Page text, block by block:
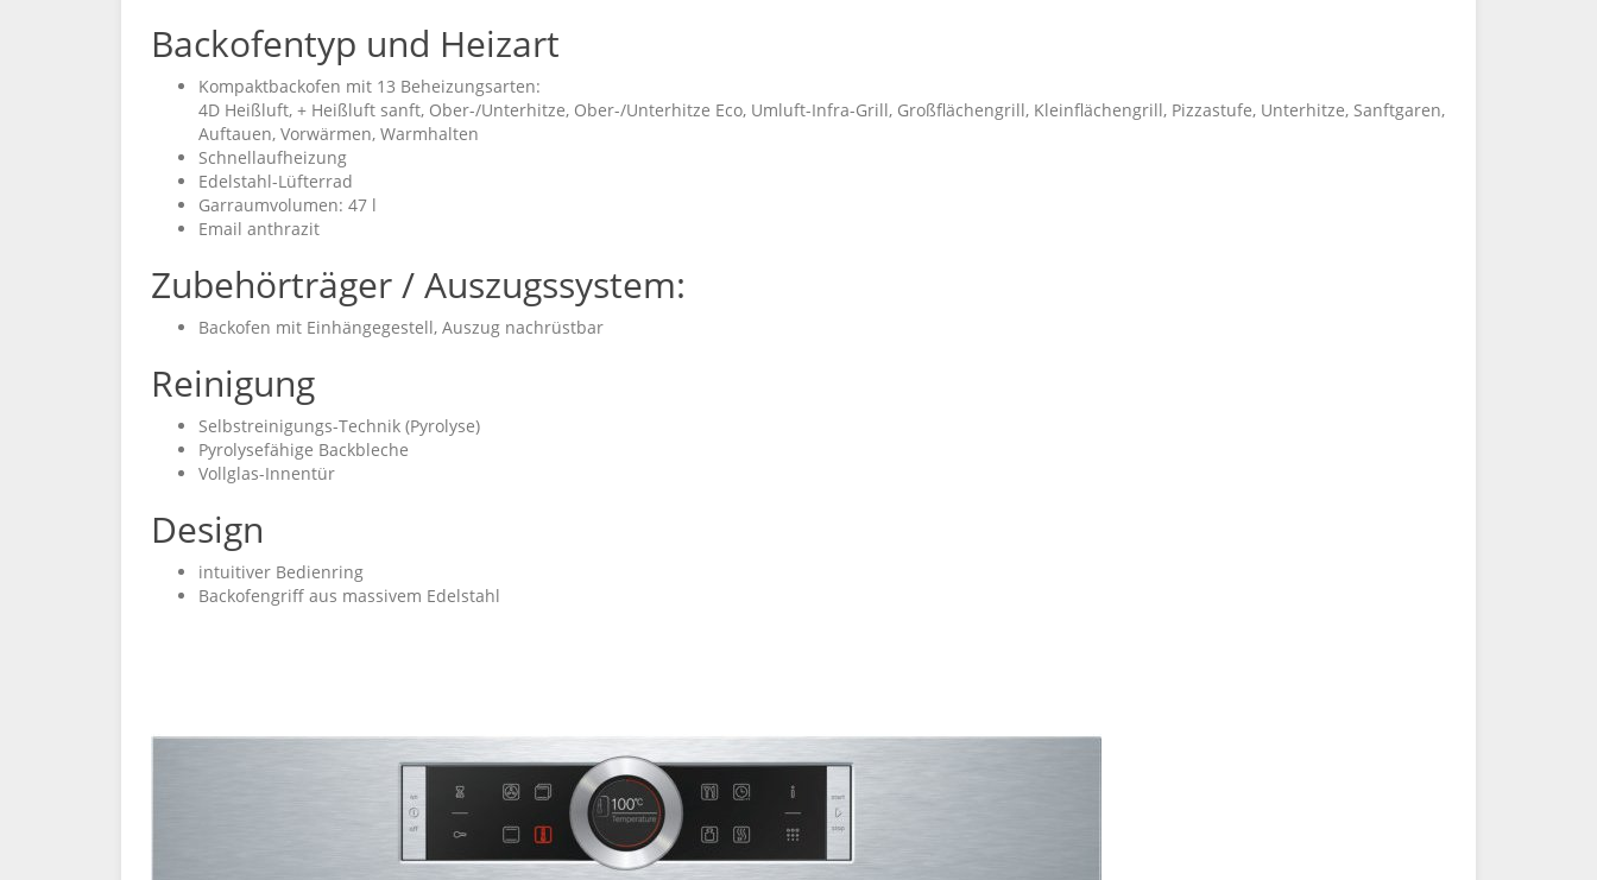
Backofentyp und Heizart
Kompaktbackofen mit 13 Beheizungsarten:
4D Heißluft, + Heißluft sanft, Ober-/Unterhitze, Ober-/Unterhitze Eco, Umluft-Infra-Grill, Großflächengrill, Kleinflächengrill, Pizzastufe, Unterhitze, Sanftgaren,
Auftauen, Vorwärmen, Warmhalten
Schnellaufheizung
Edelstahl-Lüfterrad
Garraumvolumen: 47 l
Email anthrazit
Zubehörträger / Auszugssystem:
Backofen mit Einhängegestell, Auszug nachrüstbar
Reinigung
Selbstreinigungs-Technik (Pyrolyse)
Pyrolysefähige Backbleche
Vollglas-Innentür
Design
intuitiver Bedienring
Backofengriff aus massivem Edelstahl